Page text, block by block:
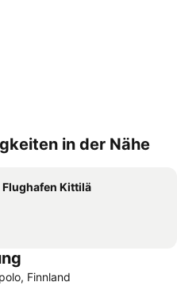
in der Nähe
Flughafen Kittilä
Finnland